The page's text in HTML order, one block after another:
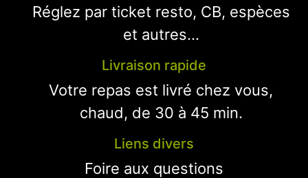
Réglez par ticket resto, CB, espèces
et autres...
Livraison rapide
Votre repas est livré chez vous,
chaud, de 30 à 45 min.
Liens divers
Foire aux questions